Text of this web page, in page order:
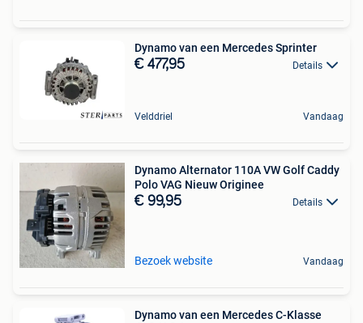
Dynamo van een Mercedes Sprinter
€ 477,95 Details
Velddriel Vandaag
Dynamo Alternator 110A VW Golf Caddy
Polo VAG Nieuw Originee
€ 99,95 Details
Bezoek website Vandaag
Dynamo van een Mercedes C-Klasse